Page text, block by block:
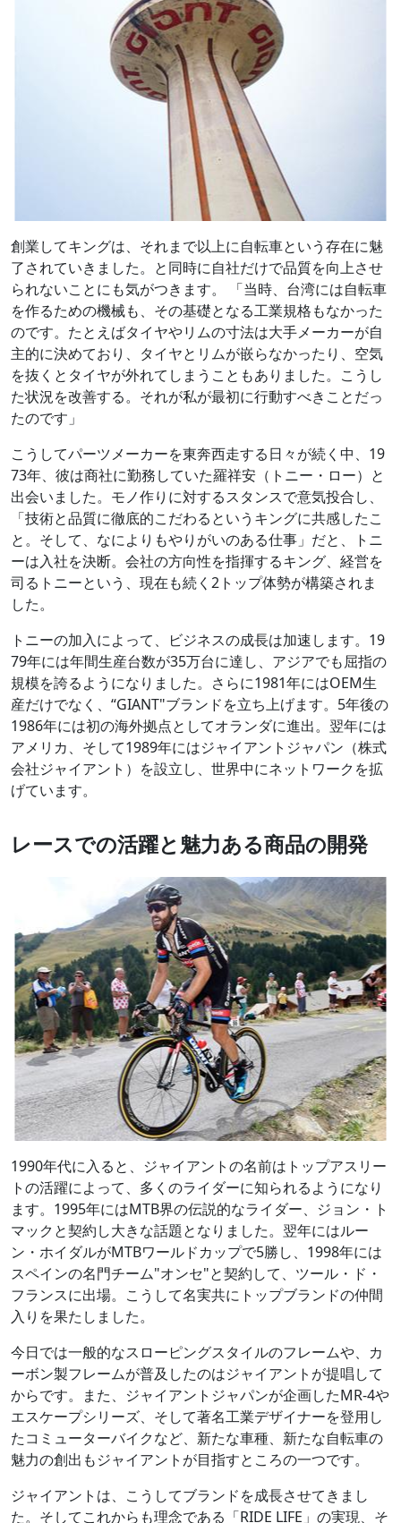
創業してキングは、それまで以上に自転車という存在に魅
了されていきました。と同時に自社だけで品質を向上させ
られないことにも気がつきます。 「当時、台湾には自転車
を作るための機械も、その基礎となる工業規格もなかった
のです。たとえばタイヤやリムの寸法は大手メーカーが自
主的に決めており、タイヤとリムが嵌らなかったり、空気
を抜くとタイヤが外れてしまうこともありました。こうし
た状況を改善する。それが私が最初に行動すべきことだっ
たのです」
こうしてパーツメーカーを東奔西走する日々が続く中、19
73年、彼は商社に勤務していた羅祥安（トニー・ロー）と
出会いました。モノ作りに対するスタンスで意気投合し、
「技術と品質に徹底的こだわるというキングに共感したこ
と。そして、なによりもやりがいのある仕事」だと、トニ
ーは入社を決断。会社の方向性を指揮するキング、経営を
司るトニーという、現在も続く2トップ体勢が構築されま
した。
トニーの加入によって、ビジネスの成長は加速します。19
79年には年間生産台数が35万台に達し、アジアでも屈指の
規模を誇るようになりました。さらに1981年にはOEM生
産だけでなく、“GIANT"ブランドを立ち上げます。5年後の
1986年には初の海外拠点としてオランダに進出。翌年には
アメリカ、そして1989年にはジャイアントジャパン（株式
会社ジャイアント）を設立し、世界中にネットワークを拡
げています。
レースでの活躍と魅力ある商品の開発
1990年代に入ると、ジャイアントの名前はトップアスリー
トの活躍によって、多くのライダーに知られるようになり
ます。1995年にはMTB界の伝説的なライダー、ジョン・ト
マックと契約し大きな話題となりました。翌年にはルー
ン・ホイダルがMTBワールドカップで5勝し、1998年には
スペインの名門チーム"オンセ"と契約して、ツール・ド・
フランスに出場。こうして名実共にトップブランドの仲間
入りを果たしました。
今日では一般的なスローピングスタイルのフレームや、カ
ーボン製フレームが普及したのはジャイアントが提唱して
からです。また、ジャイアントジャパンが企画したMR-4や
エスケープシリーズ、そして著名工業デザイナーを登用し
たコミューターバイクなど、新たな車種、新たな自転車の
魅力の創出もジャイアントが目指すところの一つです。
ジャイアントは、こうしてブランドを成長させてきまし
た。そしてこれからも理念である「RIDE LIFE」の実現、そ